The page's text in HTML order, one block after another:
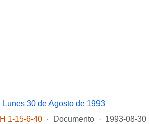
Lunes 30 de Agosto de 1993
1-15-6-40
· Documento · 1993-08-30